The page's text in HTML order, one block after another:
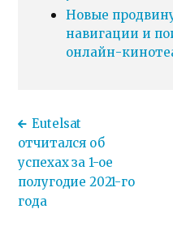
Новые
навигации и
онлайн-
Eutelsat
отчитался об
успехах за 1-ое
полугодие 2021-го
года